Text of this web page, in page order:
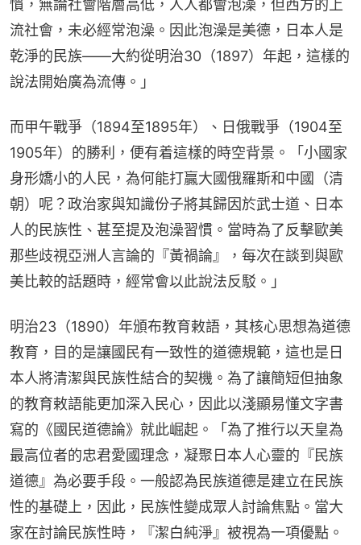
慣，無論社會階層高低，人人都會泡澡，但西方的上
流社會，未必經常泡澡。因此泡澡是美德，日本人是
乾淨的民族——大約從明治30（1897）年起，這樣的
說法開始廣為流傳。」
而甲午戰爭（1894至1895年）、日俄戰爭（1904至
1905年）的勝利，便有着這樣的時空背景。「小國家
身形嬌小的人民，為何能打贏大國俄羅斯和中國（清
朝）呢？政治家與知識份子將其歸因於武士道、日本
人的民族性、甚至提及泡澡習慣。當時為了反擊歐美
那些歧視亞洲人言論的『黃禍論』，每次在談到與歐
美比較的話題時，經常會以此說法反駁。」
明治23（1890）年頒布教育敕語，其核心思想為道德
教育，目的是讓國民有一致性的道德規範，這也是日
本人將清潔與民族性結合的契機。為了讓簡短但抽象
的教育敕語能更加深入民心，因此以淺顯易懂文字書
寫的《國民道德論》就此崛起。「為了推行以天皇為
最高位者的忠君愛國理念，凝聚日本人心靈的『民族
道德』為必要手段。一般認為民族道德是建立在民族
性的基礎上，因此，民族性變成眾人討論焦點。當大
家在討論民族性時，『潔白純淨』被視為一項優點。